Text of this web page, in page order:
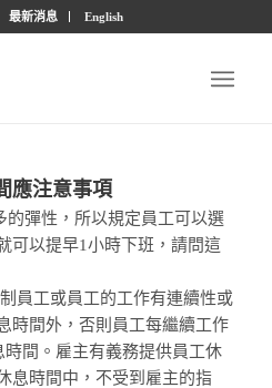
最新消息 English
應注意事項
的彈性，所以規定員工可以選
可以提早1小時下班，請問這
員工或員工的工作有連續性或
時間外，否則員工每繼續工作
間。雇主有義務提供員工休
息時間中，不受到雇主的指